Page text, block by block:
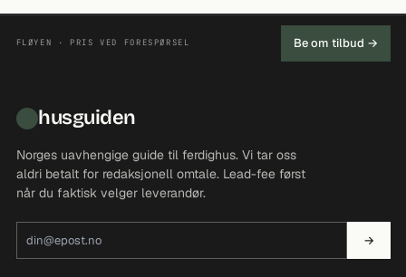
FLØYEN · PRIS VED FORESPØRSEL Be om tilbud →
husguiden
Norges uavhengige guide til ferdighus. Vi tar oss
aldri betalt for redaksjonell omtale. Lead-fee først
når du faktisk velger leverandør.
→